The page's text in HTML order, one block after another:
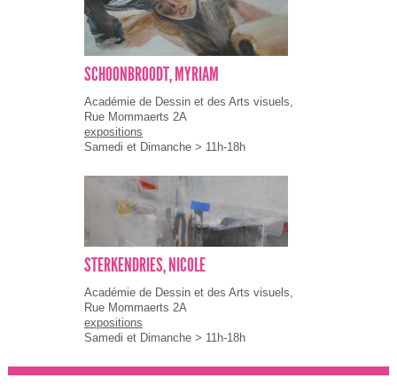
SCHOONBROODT, MYRIAM
Académie de Dessin et des Arts visuels,
Rue Mommaerts 2A
expositions
Samedi et Dimanche > 11h-18h
STERKENDRIES, NICOLE
Académie de Dessin et des Arts visuels,
Rue Mommaerts 2A
expositions
Samedi et Dimanche > 11h-18h